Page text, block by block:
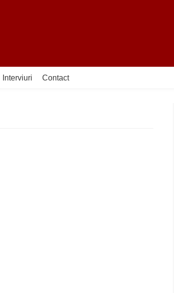
Interviuri Contact